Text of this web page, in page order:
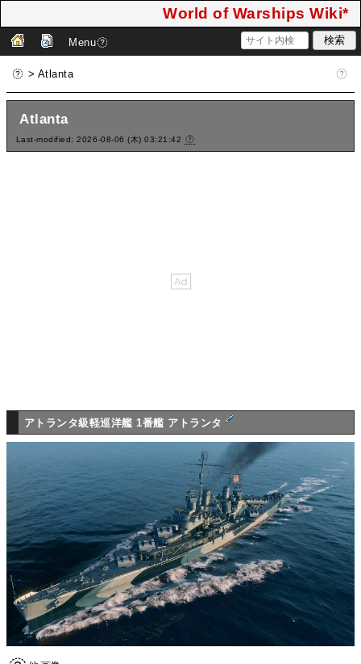
World of Warships Wiki*
Menu
> Atlanta
Atlanta
Last-modified: 2026-08-06 (木) 03:21:42
アトランタ級軽巡洋艦 1番艦 アトランタ